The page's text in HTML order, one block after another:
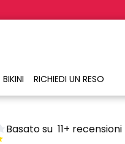
RICHIEDI UN RESO
Basato su 11+ recensioni